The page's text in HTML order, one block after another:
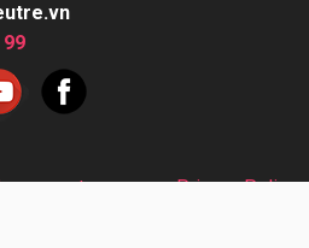
99
Privacy Policy